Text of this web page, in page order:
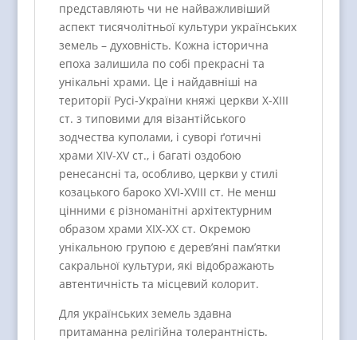
представляють чи не найважливіший
аспект тисячолітньої культури українських
земель – духовність. Кожна історична
епоха залишила по собі прекрасні та
унікальні храми. Це і найдавніші на
території Русі-України княжі церкви Х-ХІІІ
ст. з типовими для візантійського
зодчества куполами, і суворі ґотичні
храми ХIV-XV ст., і багаті оздобою
ренесансні та, особливо, церкви у стилі
козацького бароко XVI-XVIII ст. Не менш
цінними є різноманітні архітектурним
образом храми ХІХ-ХХ ст. Окремою
унікальною групою є дерев’яні пам’ятки
сакральної культури, які відображають
автентичність та місцевий колорит.
Для українських земель здавна
притаманна релігійна толерантність.